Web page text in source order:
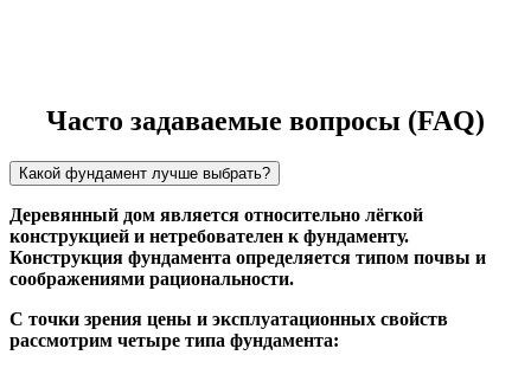
Часто задаваемые вопросы (FAQ)
Какой фундамент лучше выбрать?
Деревянный дом является относительно лёгкой
конструкцией и нетребователен к фундаменту.
Конструкция фундамента определяется типом почвы и
соображениями рациональности.
С точки зрения цены и эксплуатационных свойств
рассмотрим четыре типа фундамента: